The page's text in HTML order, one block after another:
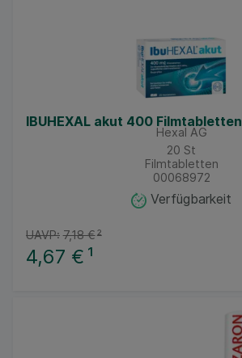
IBUHEXAL akut 400 Filmtabletten
Hexal AG
20 St
Filmtabletten
00068972
Verfügbarkeit
4,67 € ¹
UAVP: 7,18 €²